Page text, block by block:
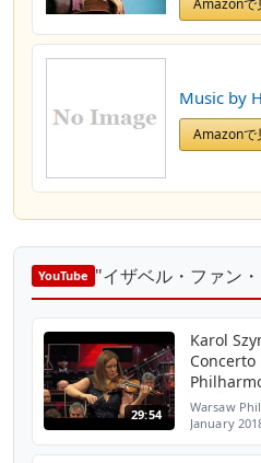
Amazonで
Music by
Amazonで
YouTube "イザベル・ファン
29:54
Karol
Concerto
/ van
Warsaw
January